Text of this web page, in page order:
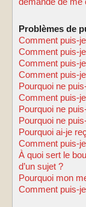
Problèmes de
Comment puis-
Comment puis-
Comment puis-
Comment puis-
Pourquoi ne
Comment puis-
Pourquoi ne
Pourquoi ne
Pourquoi ai-je
Comment puis-
À quoi sert le
d’un sujet ?
Pourquoi mon
Comment puis-